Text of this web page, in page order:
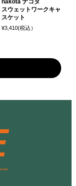
スウェットワークキャ
スケット
¥3,410(税込）